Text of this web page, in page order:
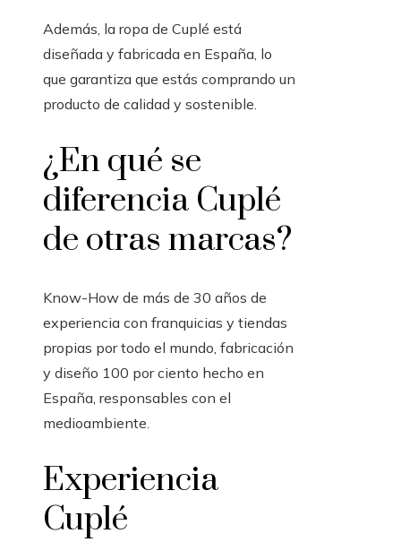
Además, la ropa de Cuplé está
diseñada y fabricada en España, lo
que garantiza que estás comprando un
producto de calidad y sostenible.
¿En qué se
diferencia Cuplé
de otras marcas?
Know-How de más de 30 años de
experiencia con franquicias y tiendas
propias por todo el mundo, fabricación
y diseño 100 por ciento hecho en
España, responsables con el
medioambiente.
Experiencia
Cuplé